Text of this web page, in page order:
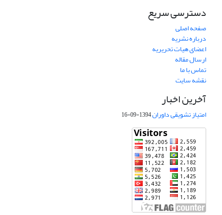
دسترسی سریع
صفحه اصلی
درباره نشریه
اعضای هیات تحریریه
ارسال مقاله
تماس با ما
نقشه سایت
آخرین اخبار
امتیاز تشویقی داوران1394-09-16